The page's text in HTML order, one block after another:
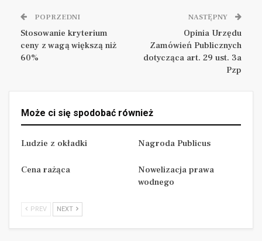
Cena rażąca
Tomasz Czajkowski
Dwie z klauzul, określanych jako
„społeczne” mają na celu promowanie
społecznych…
Zapraszamy do prenumeraty magazynu
POPRZEDNI
Stosowanie kryterium
ceny z wagą większą niż
60%
NASTĘPNY
Opinia Urzędu
Zamówień Publicznych
dotycząca art. 29 ust. 3a
Pzp
Może ci się spodobać również
Ludzie z okładki Nagroda Publicus
Cena rażąca
Nowelizacja prawa
wodnego
PREV NEXT